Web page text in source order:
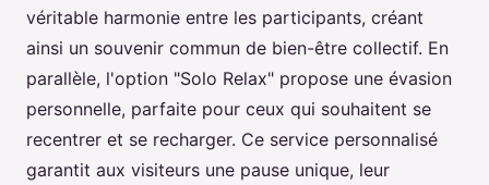
véritable harmonie entre les participants, créant
ainsi un souvenir commun de bien-être collectif. En
parallèle, l'option "Solo Relax" propose une évasion
personnelle, parfaite pour ceux qui souhaitent se
recentrer et se recharger. Ce service personnalisé
garantit aux visiteurs une pause unique, leur